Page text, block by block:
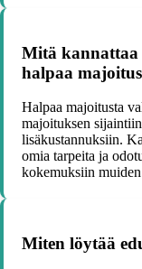
Mitä kannattaa
halpaa
Halpaa majoitusta
majoituksen
lisäkustannuksiin.
omia tarpeita ja
kokemuksiin
Miten löytää